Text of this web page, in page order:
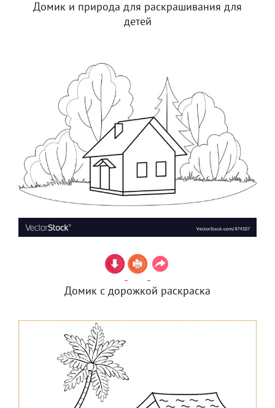
Домик и природа для раскрашивания для
детей
Домик с дорожкой раскраска